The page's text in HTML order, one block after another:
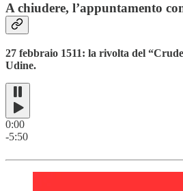
A chiudere, l’appuntamento
27 febbraio 1511: la rivolta del
Udine.
0:00
-5:50